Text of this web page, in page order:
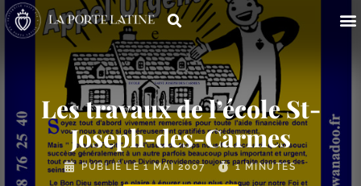
Les travaux de l’école St-
Joseph-des-Carmes
PUBLIÉ LE1 MAI 2007 1 MINUTES